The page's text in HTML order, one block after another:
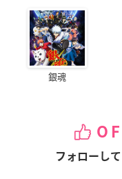
銀魂
フォローし